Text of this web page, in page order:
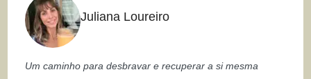
Juliana Loureiro
Um caminho para desbravar e recuperar a si mesma